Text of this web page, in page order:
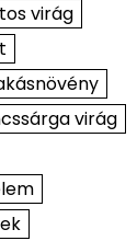
virág
virág